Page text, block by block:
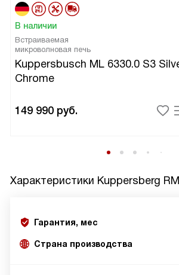
В наличии
Встраиваемая
микроволновая печь
Kuppersbusch ML 6330.0 S3
Chrome
149 990 руб.
Характеристики Kuppersberg
Гарантия, мес
Страна производства